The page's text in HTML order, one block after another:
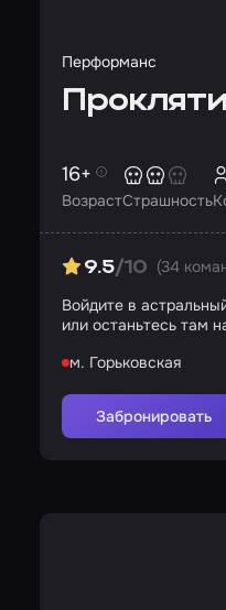
Перформанс
Возраст
16+
Страшность
9.5/10 (34
Войдите в
или останьтесь там
м. Горьковская
Забронировать